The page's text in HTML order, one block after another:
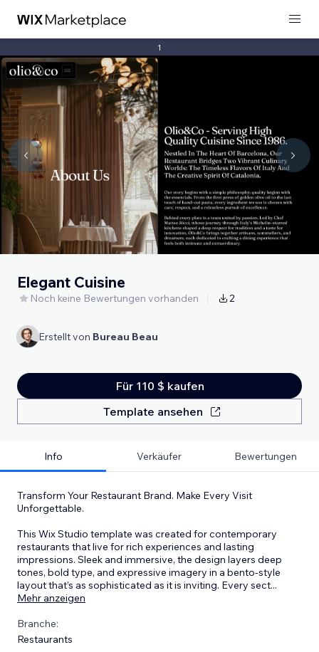
1
Elegant Cuisine
Noch keine Bewertungen vorhanden 2
Erstellt von Bureau Beau
Für 110 $ kaufen
Template ansehen
Info Verkäufer Bewertungen
Transform Your Restaurant Brand. Make Every Visit
Unforgettable.
This Wix Studio template was created for contemporary
restaurants that live for rich experiences and lasting
impressions. Sleek and immersive, the design layers deep
tones, bold type, and expressive imagery in a bento-style
layout that’s as sophisticated as it is inviting. Every sect...
Mehr anzeigen
Branche:
Restaurants